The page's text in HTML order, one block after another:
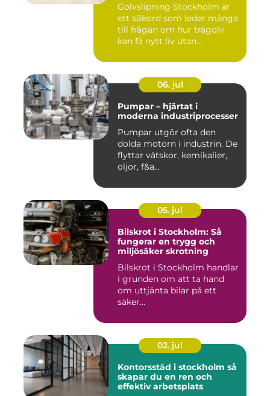
Golvslipning Stockholm är
ett sökord som leder många
till frågan om hur trägolv
kan få nytt liv utan...
06. jul
Pumpar – hjärtat i
moderna industriprocesser
Pumpar utgör ofta den
dolda motorn i industrin. De
flyttar vätskor, kemikalier,
oljor, f&a...
05. jul
Bilskrot i Stockholm: Så
fungerar en trygg och
miljösäker skrotning
Bilskrot i Stockholm handlar
i grunden om att ta hand
om uttjänta bilar på ett
säker...
02. jul
Kontorsstäd i stockholm så
skapar du en ren och
effektiv arbetsplats